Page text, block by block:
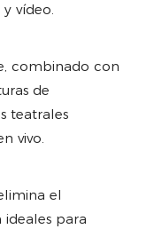
vídeo.
combinado con
de
teatrales
vivo.
el
ideales para